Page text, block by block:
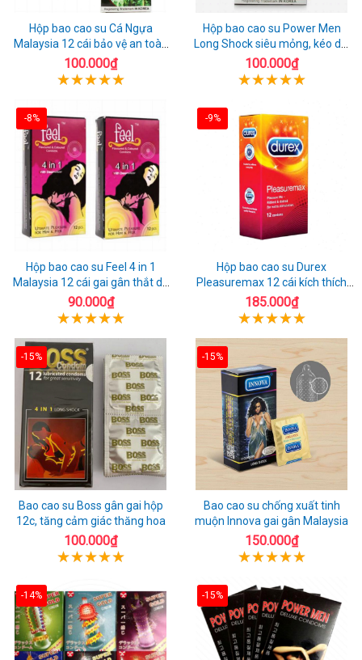
Hộp bao cao su Cá Ngựa
Malaysia 12 cái bảo vệ an toàn
tuyệt đối
100.000₫
Hộp bao cao su Power Men
Long Shock siêu mỏng, kéo dài
quan hệ thoải mái
100.000₫
-8%
Hộp bao cao su Feel 4 in 1
Malaysia 12 cái gai gân thắt dễ
sử dụng
90.000₫
-9%
Hộp bao cao su Durex
Pleasuremax 12 cái kích thích
tăng khoái cảm
185.000₫
-15%
Bao cao su Boss gân gai hộp
12c, tăng cảm giác thăng hoa
100.000₫
-15%
Bao cao su chống xuất tinh
muộn Innova gai gân Malaysia
150.000₫
-14% -15%